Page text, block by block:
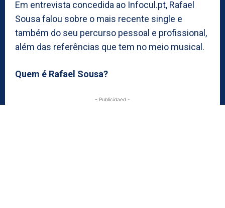
Em entrevista concedida ao Infocul.pt, Rafael
Sousa falou sobre o mais recente single e
também do seu percurso pessoal e profissional,
além das referências que tem no meio musical.
Quem é Rafael Sousa?
- Publicidaed -